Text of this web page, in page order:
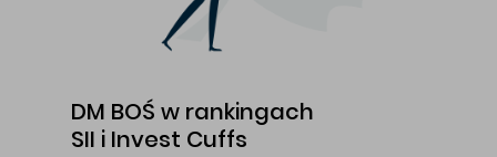
DM BOŚ w rankingach
SII i Invest Cuffs